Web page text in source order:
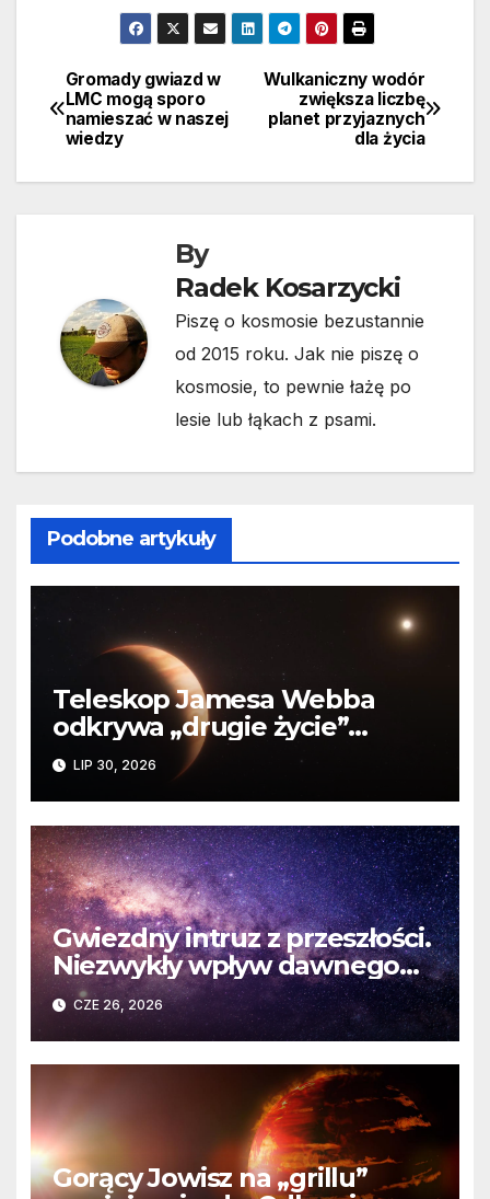
Nawigacja
wpisu
Wulkaniczny wodór
zwiększa liczbę
planet przyjaznych
dla życia
Gromady gwiazd w
LMC mogą sporo
namieszać w naszej
wiedzy
By
Radek Kosarzycki
Piszę o kosmosie bezustannie
od 2015 roku. Jak nie piszę o
kosmosie, to pewnie łażę po
lesie lub łąkach z psami.
Podobne artykuły
Teleskop Jamesa Webba
odkrywa „drugie życie”
planety krążącej wokół
martwej gwiazdy
LIP 30, 2026
Gwiezdny intruz z przeszłości.
Niezwykły wpływ dawnego
spotkania na komety Układu
Słonecznego
CZE 26, 2026
Gorący Jowisz na „grillu”